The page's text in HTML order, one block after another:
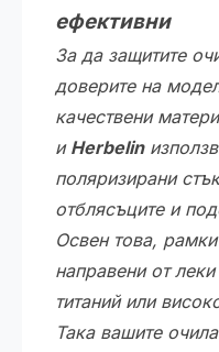
ефективни
За да защитите
доверите на
качествени
и Herbelin
поляризирани
отблясъците и
Освен това,
направени от
титаний или
Така вашите